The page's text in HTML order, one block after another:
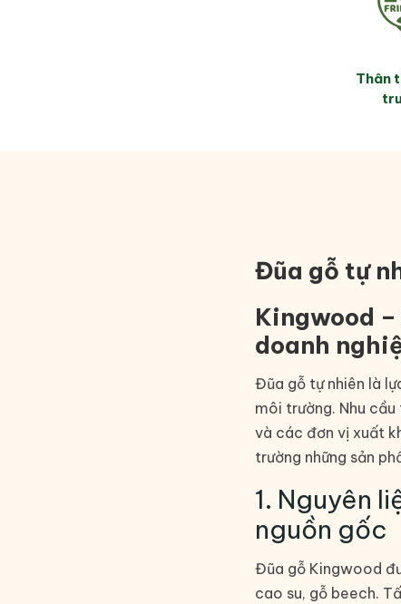
Thân
Đũa gỗ tự
Kingwood
doanh
Đũa gỗ tự nhiên là
môi trường. Nhu
và các đơn vị xuất
trường những sản
1. Nguyên
nguồn gốc
Đũa gỗ Kingwood
cao su, gỗ beech.